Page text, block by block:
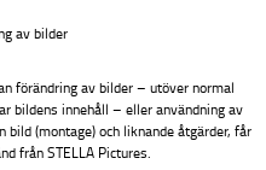
av bilder
förändring av bilder – utöver normal
bildens innehåll – eller användning av
(montage) och liknande åtgärder, får
från STELLA Pictures.